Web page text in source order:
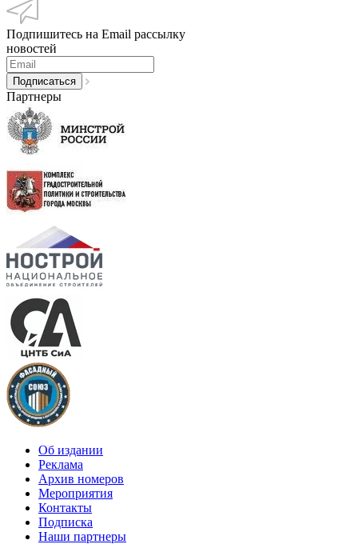
Подпишитесь на Email рассылку
новостей
Партнеры
Об издании
Реклама
Архив номеров
Мероприятия
Контакты
Подписка
Наши партнеры